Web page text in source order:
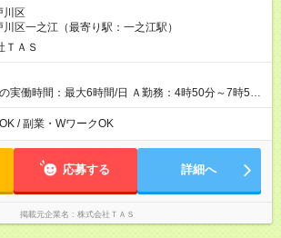
試用期間あり 試用期間の長
雇用形態と給与に、本採用時と異なる部分がありま
態：本採用時と同じです。 給与：時給 1,226
円 ※研修中は時給1,226円～ ※研修期間は最長で5日
川区
区一之江（最寄り駅：一之江駅）
ＴＡＳ
実働時間：最大6時間/日 Ａ勤務：4時50分～7時50
5時15分～8時15分 Ｃ勤務：7時50分～10時50分
/ 副業・WワークOK
応募する 詳細へ
掲載元企業名 株式会社ＴＡＳ